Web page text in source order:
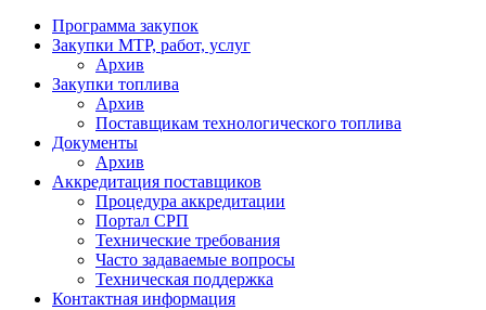
Программа закупок
Закупки МТР, работ, услуг
Архив
Закупки топлива
Архив
Поставщикам технологического топлива
Документы
Архив
Аккредитация поставщиков
Процедура аккредитации
Портал СРП
Технические требования
Часто задаваемые вопросы
Техническая поддержка
Контактная информация